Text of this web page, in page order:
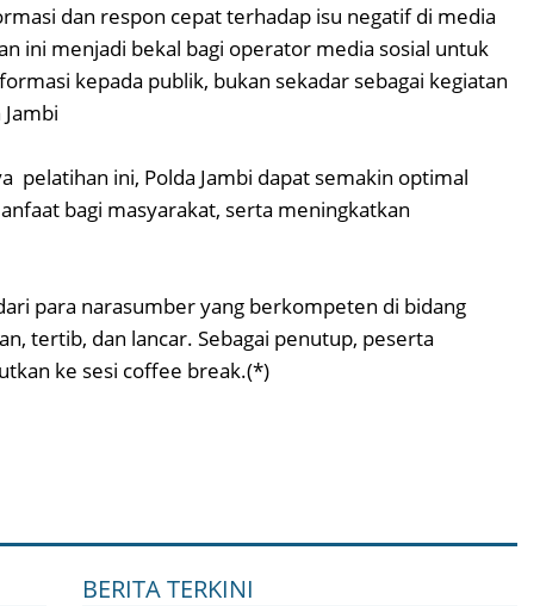
dan respon cepat terhadap isu negatif di media
ini menjadi bekal bagi operator media sosial untuk
kepada publik, bukan sekadar sebagai kegiatan
pelatihan ini, Polda Jambi dapat semakin optimal
bagi masyarakat, serta meningkatkan
para narasumber yang berkompeten di bidang
tertib, dan lancar. Sebagai penutup, peserta
ke sesi coffee break.(*)
BERITA TERKINI